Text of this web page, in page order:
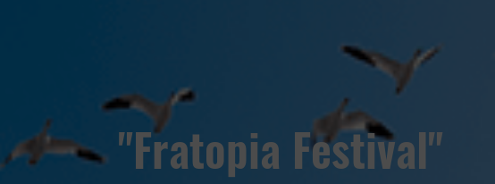
"Fratopia Festival"